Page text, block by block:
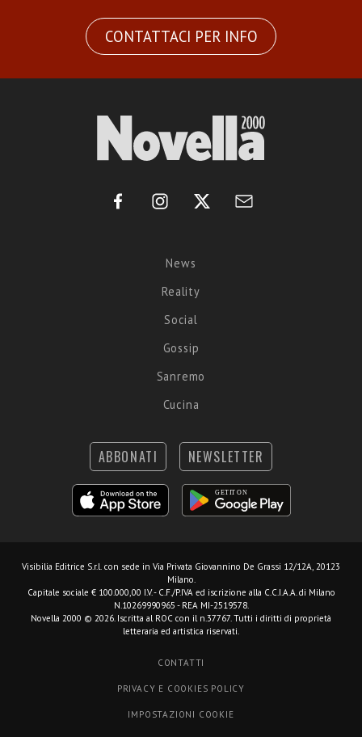
CONTATTACI PER INFO
News
Reality
Social
Gossip
Sanremo
Cucina
ABBONATI NEWSLETTER
Visibilia Editrice S.r.l. con sede in Via Privata Giovannino De Grassi 12/12A, 20123
Milano.
Capitale sociale € 100.000,00 I.V. - C.F./P.IVA ed iscrizione alla C.C.I.A.A. di Milano
N.10269990965 - REA MI-2519578.
Novella 2000 © 2026. Iscritta al ROC con il n.37767. Tutti i diritti di proprietà
letteraria ed artistica riservati.
CONTATTI
PRIVACY E COOKIES POLICY
IMPOSTAZIONI COOKIE